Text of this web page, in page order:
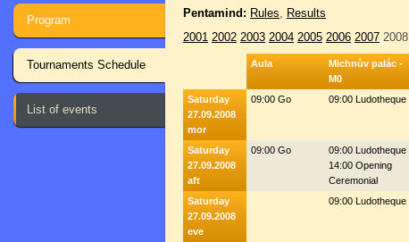
Program
Tournaments Schedule
List of events
Pentamind: Rules, Results
2001 2002 2003 2004 2005 2006 2007 2008
Aula
Michnův palác -
M0
Saturday
27.09.2008
mor
09:00 Go 09:00 Ludotheque
Saturday
27.09.2008
aft
09:00 Go
09:00 Ludotheque
14:00 Opening
Ceremonial
Saturday
27.09.2008
eve
09:00 Ludotheque